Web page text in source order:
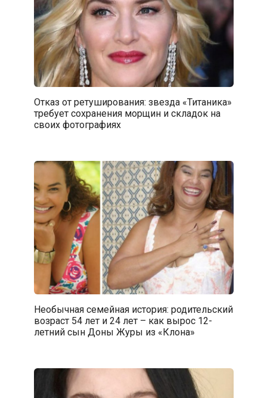
Отказ от ретуширования: звезда «Титаника»
требует сохранения морщин и складок на
своих фотографиях
Необычная семейная история: родительский
возраст 54 лет и 24 лет – как вырос 12-
летний сын Доны Журы из «Клона»